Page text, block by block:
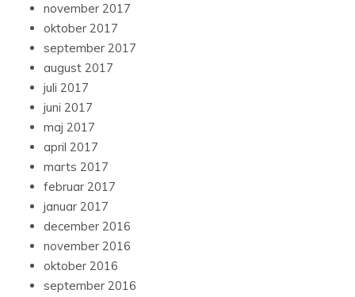
november 2017
oktober 2017
september 2017
august 2017
juli 2017
juni 2017
maj 2017
april 2017
marts 2017
februar 2017
januar 2017
december 2016
november 2016
oktober 2016
september 2016